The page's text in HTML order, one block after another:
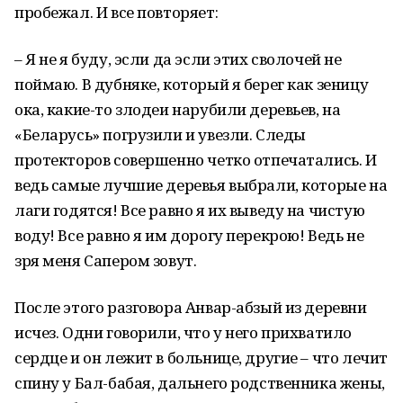
пробежал. И все повторяет:
– Я не я буду, эсли да эсли этих сволочей не
поймаю. В дубняке, который я берег как зеницу
ока, какие-то злодеи нарубили деревьев, на
«Беларусь» погрузили и увезли. Следы
протекторов совершенно четко отпечатались. И
ведь самые лучшие деревья выбрали, которые на
лаги годятся! Все равно я их выведу на чистую
воду! Все равно я им дорогу перекрою! Ведь не
зря меня Сапером зовут.
После этого разговора Анвар-абзый из деревни
исчез. Одни говорили, что у него прихватило
сердце и он лежит в больнице, другие – что лечит
спину у Бал-бабая, дальнего родственника жены,